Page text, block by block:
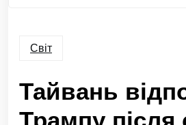
Світ
Тайвань